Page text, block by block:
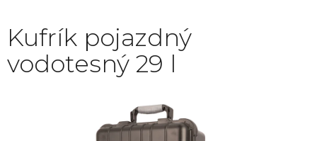
Kufrík pojazdný
vodotesný 29 l